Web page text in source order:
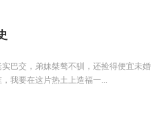
巴交，弟妹桀骜不驯，还捡得便宜未婚
我要在这片热土上造福一...